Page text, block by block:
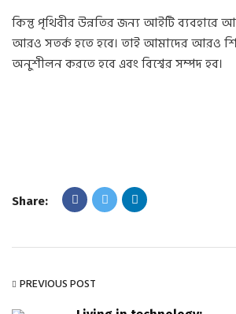
কিন্তু পৃথিবীর উন্নতির জন্য আইটি ব্যবহারে
আরও সতর্ক হতে হবে। তাই আমাদের আরও
অনুশীলন করতে হবে এবং বিশ্বের সম্পদ হব।
Share:
PREVIOUS POST